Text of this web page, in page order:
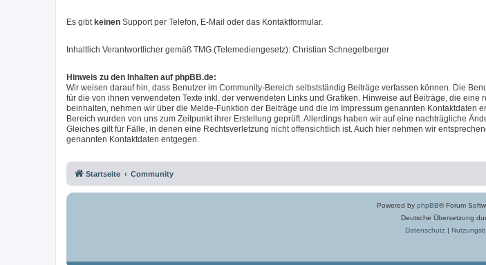
Es gibt keinen Support per Telefon, E-Mail oder das Kontaktformular.
Inhaltlich Verantwortlicher gemäß TMG (Telemediengesetz): Christian Schnegelberger
Hinweis zu den Inhalten auf phpBB.de:
Wir weisen darauf hin, dass Benutzer im Community-Bereich selbstständig Beiträge verfassen können. Die
für die von ihnen verwendeten Texte inkl. der verwendeten Links und Grafiken. Hinweise auf Beiträge, die eine
beinhalten, nehmen wir über die Melde-Funktion der Beiträge und die im Impressum genannten Kontaktdaten
Bereich wurden von uns zum Zeitpunkt ihrer Erstellung geprüft. Allerdings haben wir auf eine nachträgliche
Gleiches gilt für Fälle, in denen eine Rechtsverletzung nicht offensichtlich ist. Auch hier nehmen wir
genannten Kontaktdaten entgegen.
Startseite Community
Powered by phpBB® Forum
Deutsche Übersetzung
Datenschutz|